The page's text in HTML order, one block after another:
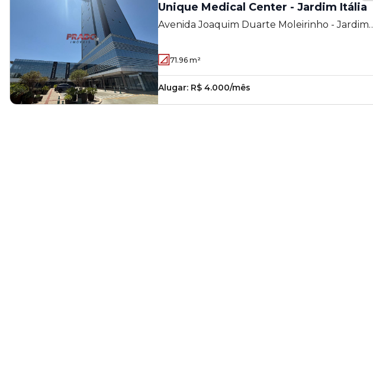
Unique Medical Center - Jardim Itália
Avenida Joaquim Duarte Moleirinho - Jardim
71.96 m²
Alugar: R$ 4.000/mês